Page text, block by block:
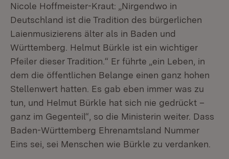
Nicole Hoffmeister-Kraut: „Nirgendwo in
Deutschland ist die Tradition des bürgerlichen
Laienmusizierens älter als in Baden und
Württemberg. Helmut Bürkle ist ein wichtiger
Pfeiler dieser Tradition.“ Er führte „ein Leben, in
dem die öffentlichen Belange einen ganz hohen
Stellenwert hatten. Es gab eben immer was zu
tun, und Helmut Bürkle hat sich nie gedrückt –
ganz im Gegenteil“, so die Ministerin weiter. Dass
Baden-Württemberg Ehrenamtsland Nummer
Eins sei, sei Menschen wie Bürkle zu verdanken.